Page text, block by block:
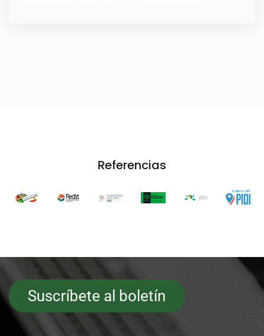
Referencias
Suscríbete al boletín